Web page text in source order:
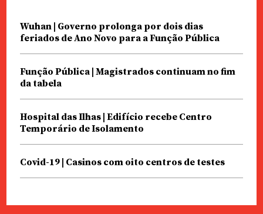
Wuhan | Governo prolonga por dois dias
feriados de Ano Novo para a Função Pública
Função Pública | Magistrados continuam no fim
da tabela
Hospital das Ilhas | Edifício recebe Centro
Temporário de Isolamento
Covid-19 | Casinos com oito centros de testes